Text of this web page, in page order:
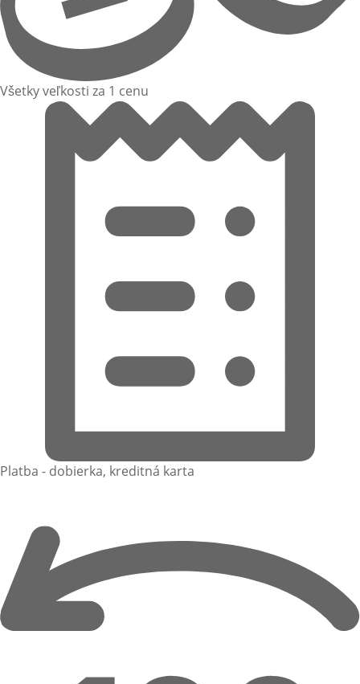
Všetky veľkosti za 1 cenu
Platba - dobierka, kreditná karta